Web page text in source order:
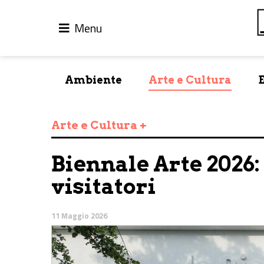
Menu
Ambiente Arte e Cultura
Arte e Cultura +
Biennale Arte
visitatori
11 Maggio 2026